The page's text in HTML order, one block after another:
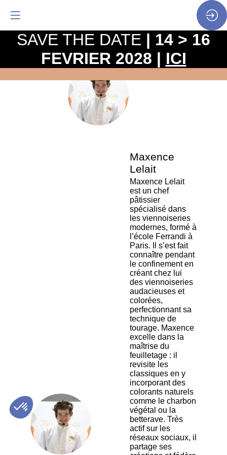
ML
La
ML
Maxence
Lelait
Maxence Lelait
est un chef
pâtissier
spécialisé dans
les viennoiseries
modernes, formé à
l’école Ferrandi à
Paris. Il s’est fait
connaître pendant
le confinement en
créant chez lui
des viennoiseries
audacieuses et
colorées,
perfectionnant sa
technique de
tourage. Maxence
excelle dans la
maîtrise du
feuilletage : il
revisite les
classiques en y
incorporant des
colorants naturels
comme le charbon
végétal ou la
betterave. Très
actif sur les
réseaux sociaux, il
partage ses
SAVE THE DATE | 14 > 16
FEVRIER 2028 | ICI